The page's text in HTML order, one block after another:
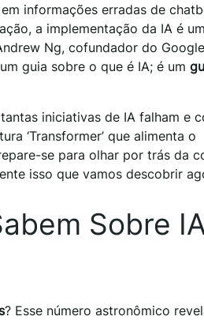
informações erradas de
a implementação da IA é
Ng, cofundador do
guia sobre o que é IA; é um
iniciativas de IA falham e
‘Transformer’ que alimenta o
se para olhar por trás da
isso que vamos descobrir
Sobre
? Esse número astronômico